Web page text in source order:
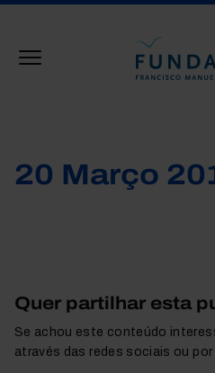
20 Março
Quer partilhar esta
Se achou este conteúdo
através das redes sociais ou por